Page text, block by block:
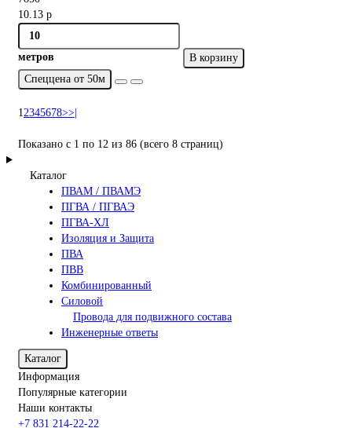
10.13 р
метров
В корзину
Спеццена от 50м
12345678>>|
Показано с 1 по 12 из 86 (всего 8 страниц)
Каталог
ПВАМ / ПВАМЭ
ПГВА / ПГВАЭ
ПГВА-ХЛ
Изоляция и Защита
ПВА
ПВВ
Комбинированный
Силовой
Провода для подвижного состава
Инженерные ответы
Каталог
Информация
Популярные категории
Наши контакты
+7 831 214-22-22